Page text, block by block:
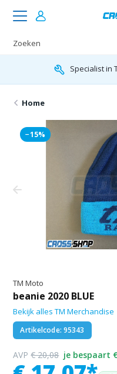
Specialist in
Home
−15%
TM Moto
beanie 2020 BLUE
Bekijk alles TM Merchandise
Artikelcode: 95343
AVP€ 20,08 je bespaart